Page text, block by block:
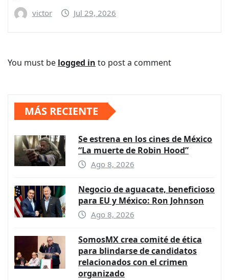
victor Jul 29, 2026
You must be logged in to post a comment
MÁS RECIENTE
Se estrena en los cines de México
“La muerte de Robin Hood”
Ago 8, 2026
Negocio de aguacate, beneficioso
para EU y México: Ron Johnson
Ago 8, 2026
SomosMX crea comité de ética
para blindarse de candidatos
relacionados con el crimen
organizado